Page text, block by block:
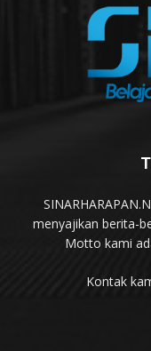
menyajikan berita-
Motto kami
Kontak